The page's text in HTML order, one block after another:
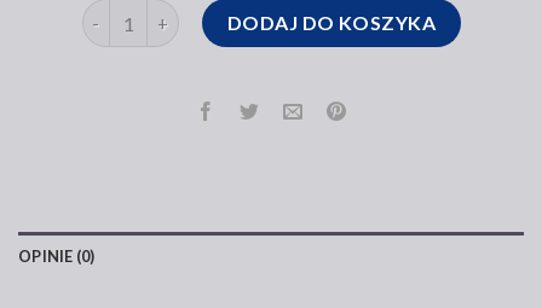
ilość torebki damskie na ramięDODAJ DO KOSZYKA
OPINIE (0)